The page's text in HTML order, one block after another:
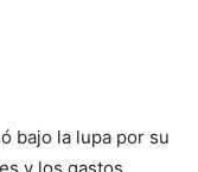
bajo la lupa por su
y los gastos